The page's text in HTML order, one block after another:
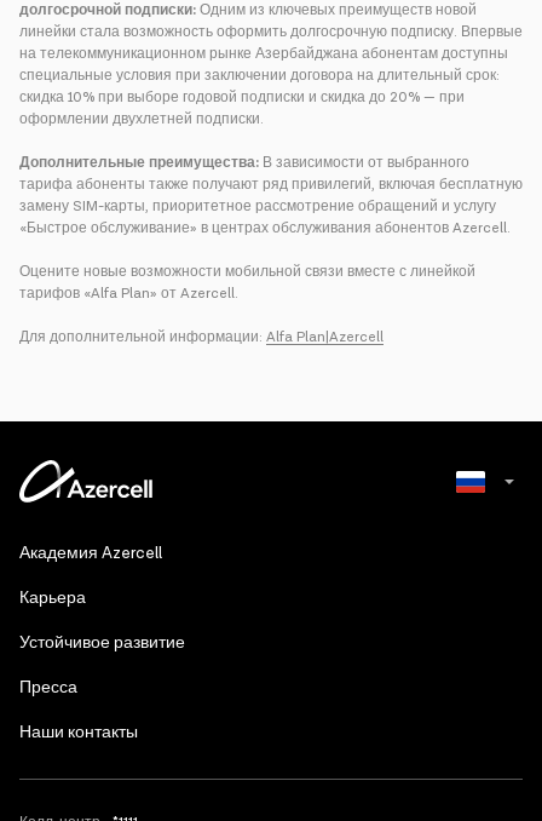
долгосрочной подписки: Одним из ключевых преимуществ новой
линейки стала возможность оформить долгосрочную подписку. Впервые
на телекоммуникационном рынке Азербайджана абонентам доступны
специальные условия при заключении договора на длительный срок:
скидка 10% при выборе годовой подписки и скидка до 20% — при
оформлении двухлетней подписки.
Дополнительные преимущества: В зависимости от выбранного
тарифа абоненты также получают ряд привилегий, включая бесплатную
замену SIM-карты, приоритетное рассмотрение обращений и услугу
«Быстрое обслуживание» в центрах обслуживания абонентов Azercell.
Оцените новые возможности мобильной связи вместе с линейкой
тарифов «Alfa Plan» от Azercell.
Для дополнительной информации: Alfa Plan|Azercell
Академия Azercell
Карьера
Устойчивое развитие
Пресса
Наши контакты